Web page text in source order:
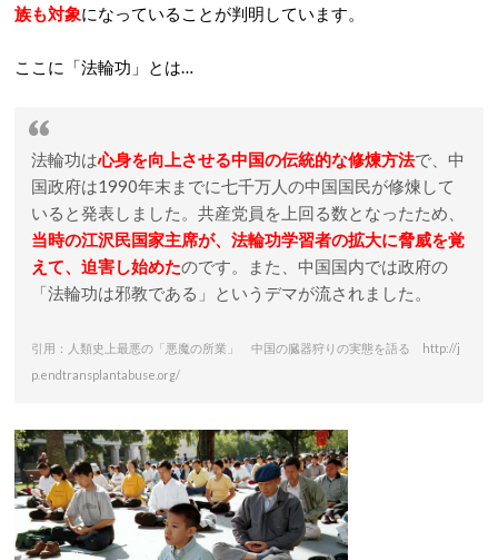
族も対象になっていることが判明しています。
ここに「法輪功」とは…
法輪功は心身を向上させる中国の伝統的な修煉方法で、中
国政府は1990年末までに七千万人の中国国民が修煉して
いると発表しました。共産党員を上回る数となったため、
当時の江沢民国家主席が、法輪功学習者の拡大に脅威を覚
えて、迫害し始めたのです。また、中国国内では政府の
「法輪功は邪教である」というデマが流されました。
引用：人類史上最悪の「悪魔の所業」 中国の臓器狩りの実態を語る http://j
p.endtransplantabuse.org/